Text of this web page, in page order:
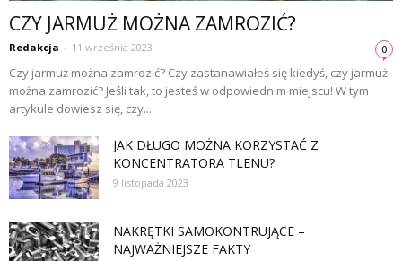
CZY JARMUŻ MOŻNA ZAMROZIĆ?
Redakcja - 11 września 2023 0
Czy jarmuż można zamrozić? Czy zastanawiałeś się kiedyś, czy jarmuż
można zamrozić? Jeśli tak, to jesteś w odpowiednim miejscu! W tym
artykule dowiesz się, czy...
JAK DŁUGO MOŻNA KORZYSTAĆ Z
KONCENTRATORA TLENU?
9 listopada 2023
NAKRĘTKI SAMOKONTRUJĄCE –
NAJWAŻNIEJSZE FAKTY